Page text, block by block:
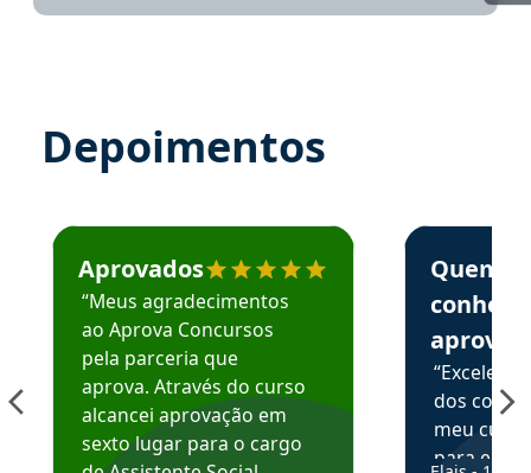
Depoimentos
Estudante José recomenda o Aprova Concursos em
Aprovados
“Meus agradecimentos
ao Aprova Concursos
pela parceria que
aprova. Através do curso
alcancei aprovação em
sexto lugar para o cargo
Estudante
Quem
aprova
dos
meu
para